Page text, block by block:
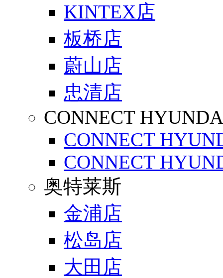
KINTEX店
板桥店
蔚山店
忠清店
CONNECT
CONNECT
CONNECT
奥特莱斯
金浦店
松岛店
大田店